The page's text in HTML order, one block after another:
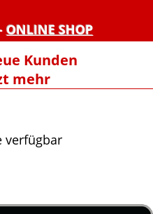
ONLINE SHOP
Kunden
mehr
verfügbar